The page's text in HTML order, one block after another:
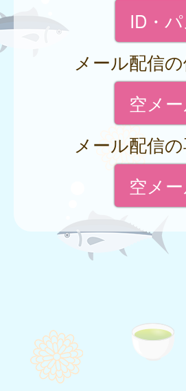
ID・
メール配信
空メ
メール配信
空メ